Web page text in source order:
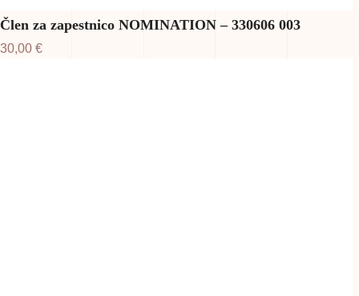
Člen za zapestnico NOMINATION – 330606 003
30,00 €